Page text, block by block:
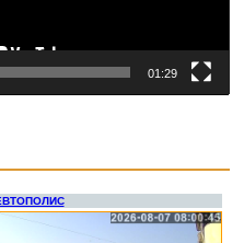
01:29